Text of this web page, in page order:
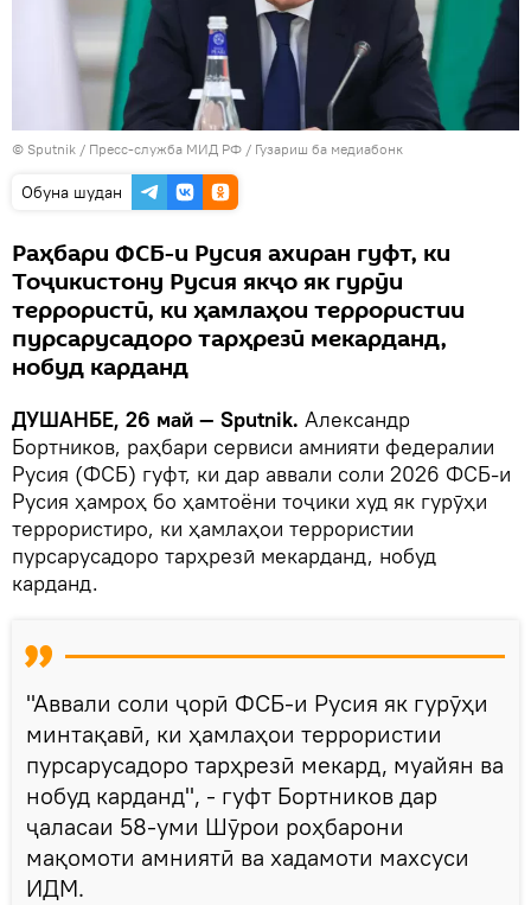
© Sputnik / Пресс-служба МИД РФ / Гузариш ба медиабонк
Обуна шудан
Раҳбари ФСБ-и Русия ахиран гуфт, ки
Тоҷикистону Русия якҷо як гурӯи
террористӣ, ки ҳамлаҳои террористии
пурсарусадоро тарҳрезӣ мекарданд,
нобуд карданд
ДУШАНБЕ, 26 май — Sputnik. Александр
Бортников, раҳбари сервиси амнияти федералии
Русия (ФСБ) гуфт, ки дар аввали соли 2026 ФСБ-и
Русия ҳамроҳ бо ҳамтоёни тоҷики худ як гурӯҳи
террористиро, ки ҳамлаҳои террористии
пурсарусадоро тарҳрезӣ мекарданд, нобуд
карданд.
"Аввали соли ҷорӣ ФСБ-и Русия як гурӯҳи
минтақавӣ, ки ҳамлаҳои террористии
пурсарусадоро тарҳрезӣ мекард, муайян ва
нобуд карданд", - гуфт Бортников дар
ҷаласаи 58-уми Шӯрои роҳбарони
мақомоти амниятӣ ва хадамоти махсуси
ИДМ.